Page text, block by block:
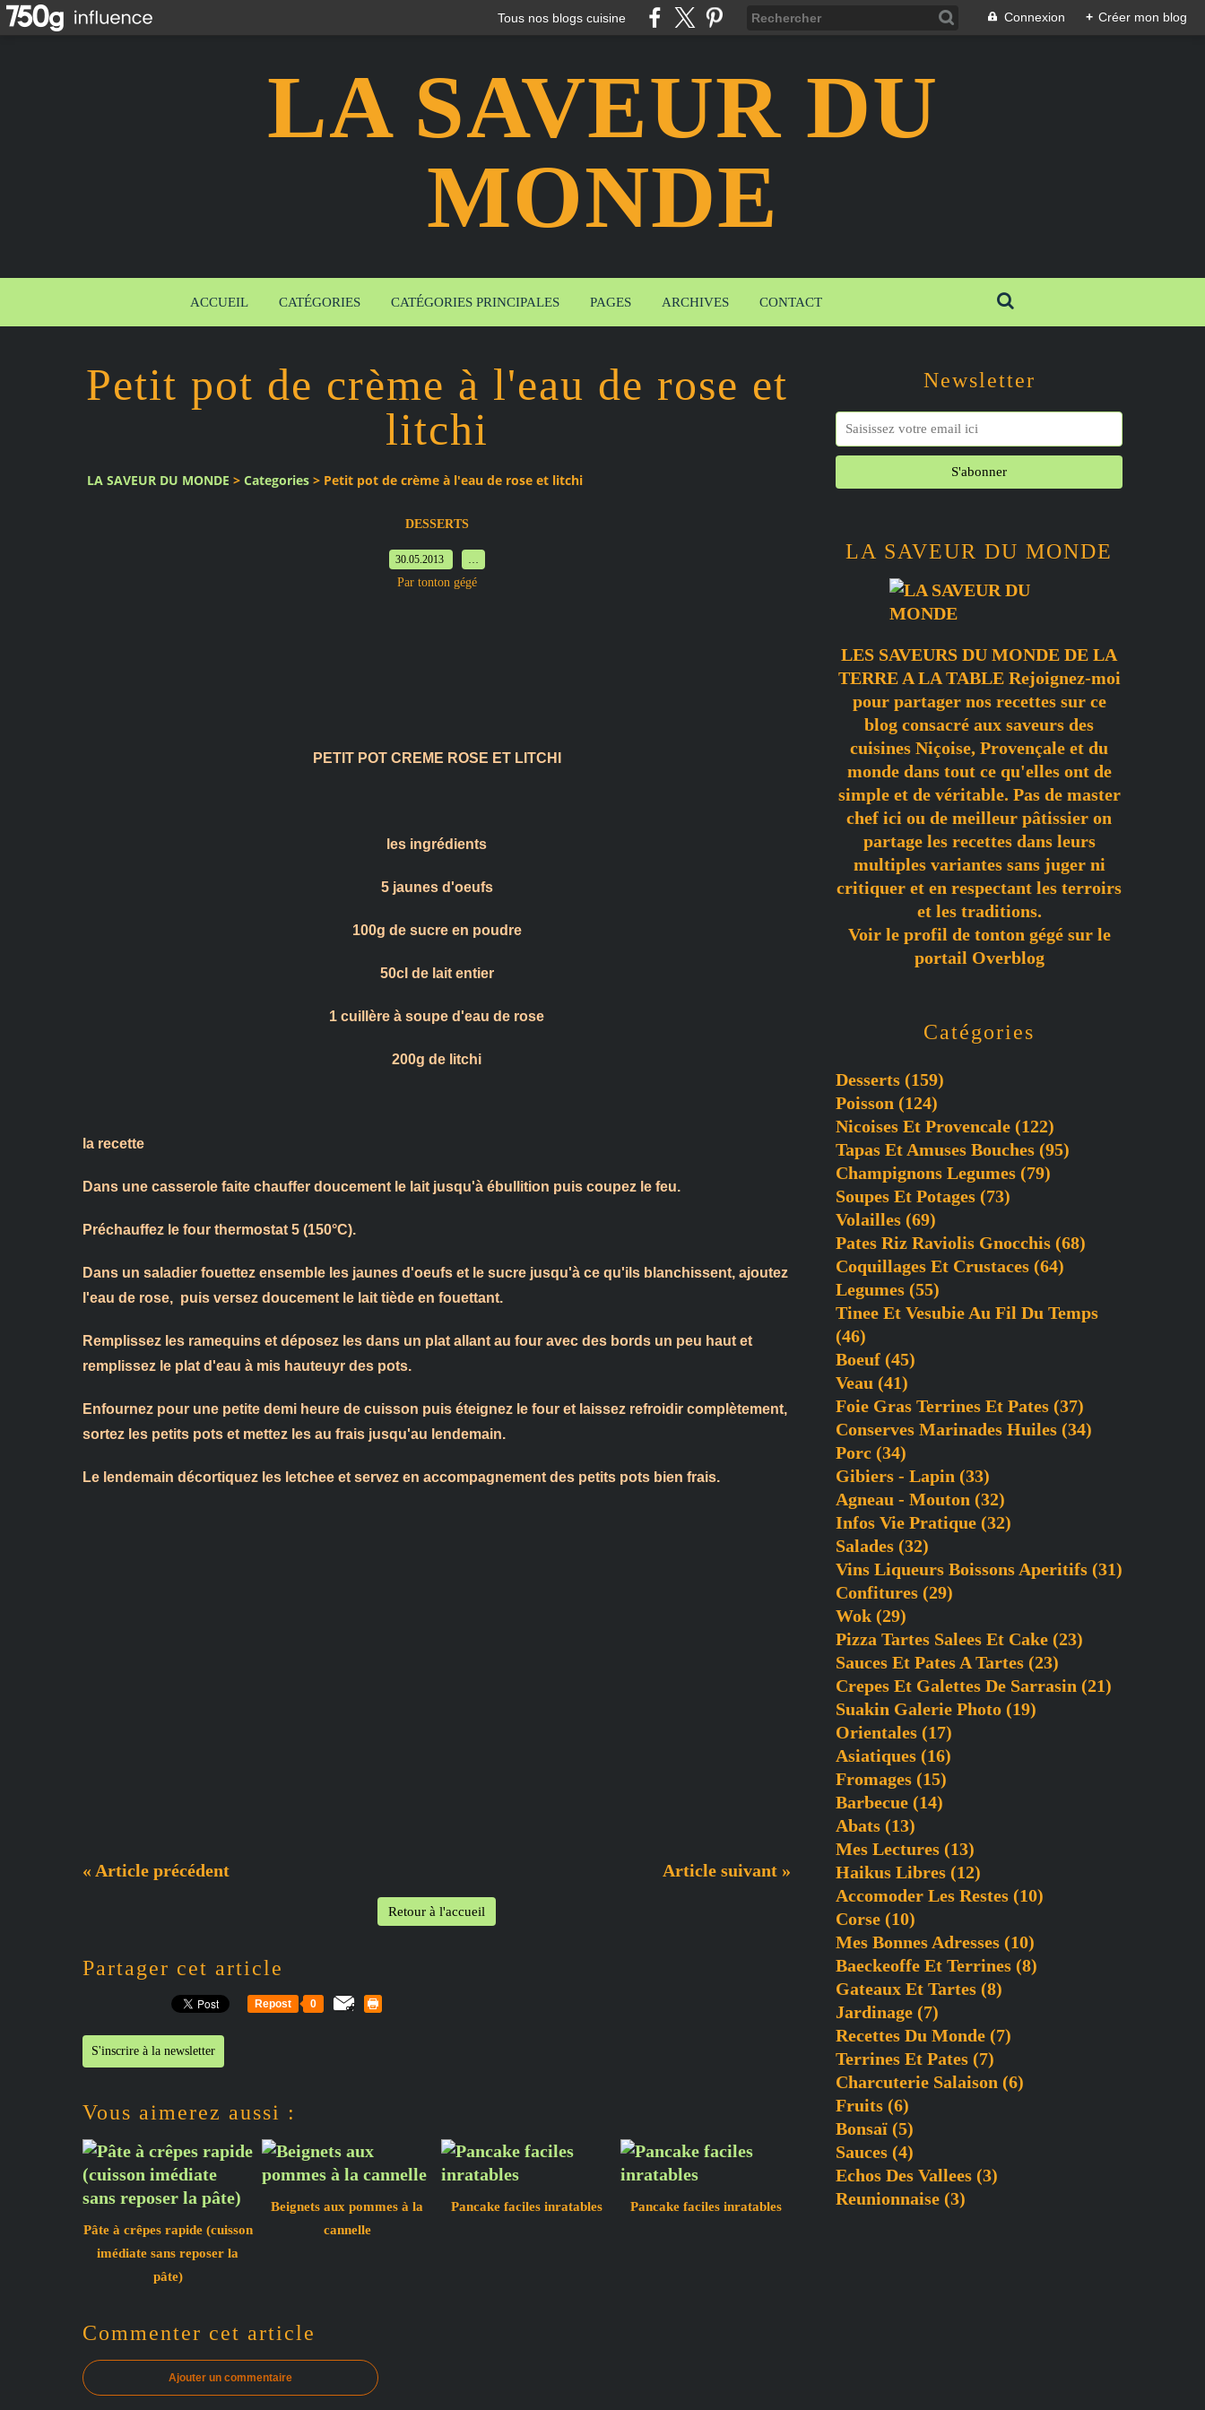
Tous nos blogs cuisine Connexion + Créer mon blog
LA SAVEUR DU
MONDE
ACCUEIL CATÉGORIES CATÉGORIES PRINCIPALES PAGES ARCHIVES CONTACT
Petit pot de crème à l'eau de rose et
litchi
LA SAVEUR DU MONDE > Categories > Petit pot de crème à l'eau de rose et litchi
DESSERTS
30.05.2013
Par tonton gégé
PETIT POT CREME ROSE ET LITCHI
les ingrédients
5 jaunes d'oeufs
100g de sucre en poudre
50cl de lait entier
1 cuillère à soupe d'eau de rose
200g de litchi
la recette
Dans une casserole faite chauffer doucement le lait jusqu'à ébullition puis coupez le feu.
Préchauffez le four thermostat 5 (150°C).
Dans un saladier fouettez ensemble les jaunes d'oeufs et le sucre jusqu'à ce qu'ils blanchissent, ajoutez
l'eau de rose, puis versez doucement le lait tiède en fouettant.
Remplissez les ramequins et déposez les dans un plat allant au four avec des bords un peu haut et
remplissez le plat d'eau à mis hauteuyr des pots.
Enfournez pour une petite demi heure de cuisson puis éteignez le four et laissez refroidir complètement,
sortez les petits pots et mettez les au frais jusqu'au lendemain.
Le lendemain décortiquez les letchee et servez en accompagnement des petits pots bien frais.
« Article précédent Article suivant »
Retour à l'accueil
Partager cet article
Repost 0
S'inscrire à la newsletter
Vous aimerez aussi :
Pâte à crêpes rapide (cuisson
imédiate sans reposer la
pâte)
Beignets aux pommes à la
cannelle
Pancake faciles inratables Pancake faciles inratables
Commenter cet article
Ajouter un commentaire
Newsletter
Catégories
Desserts (159)
Poisson (124)
Nicoises Et Provencale (122)
Tapas Et Amuses Bouches (95)
Champignons Legumes (79)
Soupes Et Potages (73)
Volailles (69)
Pates Riz Raviolis Gnocchis (68)
Coquillages Et Crustaces (64)
Legumes (55)
Tinee Et Vesubie Au Fil Du Temps
(46)
Boeuf (45)
Veau (41)
Foie Gras Terrines Et Pates (37)
Conserves Marinades Huiles (34)
Porc (34)
Gibiers - Lapin (33)
Agneau - Mouton (32)
Infos Vie Pratique (32)
Salades (32)
Vins Liqueurs Boissons Aperitifs (31)
Confitures (29)
Wok (29)
Pizza Tartes Salees Et Cake (23)
Sauces Et Pates A Tartes (23)
Crepes Et Galettes De Sarrasin (21)
Suakin Galerie Photo (19)
Orientales (17)
Asiatiques (16)
Fromages (15)
Barbecue (14)
Abats (13)
Mes Lectures (13)
Haikus Libres (12)
Accomoder Les Restes (10)
Corse (10)
Mes Bonnes Adresses (10)
Baeckeoffe Et Terrines (8)
Gateaux Et Tartes (8)
Jardinage (7)
Recettes Du Monde (7)
Terrines Et Pates (7)
Charcuterie Salaison (6)
Fruits (6)
Bonsaï (5)
Sauces (4)
Echos Des Vallees (3)
Reunionnaise (3)
LA SAVEUR DU MONDE
LES SAVEURS DU MONDE DE LA
TERRE A LA TABLE Rejoignez-moi
pour partager nos recettes sur ce
blog consacré aux saveurs des
cuisines Niçoise, Provençale et du
monde dans tout ce qu'elles ont de
simple et de véritable. Pas de master
chef ici ou de meilleur pâtissier on
partage les recettes dans leurs
multiples variantes sans juger ni
critiquer et en respectant les terroirs
et les traditions.
Voir le profil de tonton gégésur le
portail Overblog